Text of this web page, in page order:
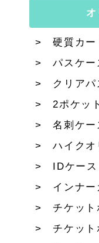
硬質カー
パスケー
クリア
2ポケッ
名刺ケー
ハイクオ
IDケース
インナ
チケッ
チケッ